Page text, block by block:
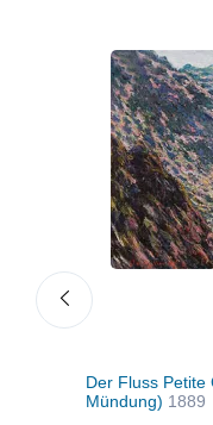
Der Fluss Petite
Mündung) 1889